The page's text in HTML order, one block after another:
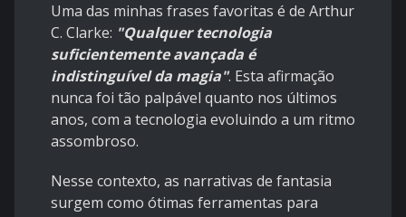
Uma das minhas frases favoritas é de Arthur
C. Clarke: "Qualquer tecnologia
suficientemente avançada é
indistinguível da magia". Esta afirmação
nunca foi tão palpável quanto nos últimos
anos, com a tecnologia evoluindo a um ritmo
assombroso.
Nesse contexto, as narrativas de fantasia
surgem como ótimas ferramentas para